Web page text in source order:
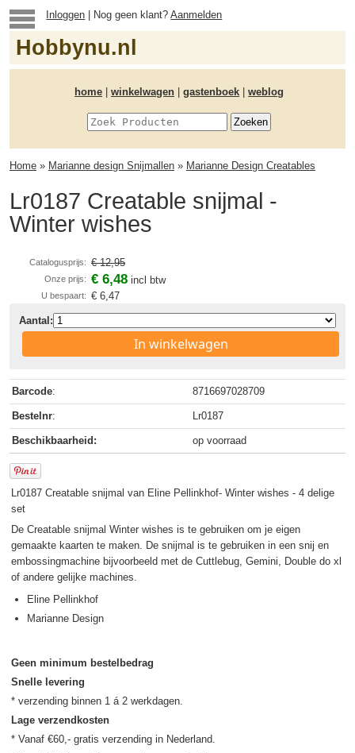
Inloggen | Nog geen klant?Aanmelden
Hobbynu.nl
home winkelwagen gastenboek weblog
Home » Marianne design Snijmallen » Marianne Design Creatables
Lr0187 Creatable snijmal -
Winter wishes
Catalogusprijs: € 12,95
Onze prijs: € 6,48 incl btw
U bespaart: € 6,47
Aantal:
In winkelwagen
Barcode: 8716697028709
Bestelnr: Lr0187
Beschikbaarheid: op voorraad
Lr0187 Creatable snijmal van Eline Pellinkhof- Winter wishes - 4 delige
set
De Creatable snijmal Winter wishes is te gebruiken om je eigen
gemaakte kaarten te maken. De snijmal is te gebruiken in een snij en
embossingmachine bijvoorbeeld met de Cuttlebug, Gemini, Double do xl
of andere gelijke machines.
Eline Pellinkhof
Marianne Design
Geen minimum bestelbedrag
Snelle levering
Lage verzendkosten
* Vanaf €60,- gratis verzending in Nederland.